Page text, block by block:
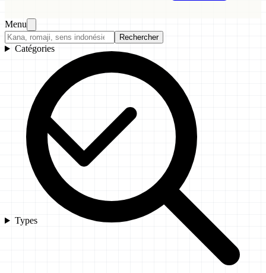
Menu
Rechercher
Catégories
Types